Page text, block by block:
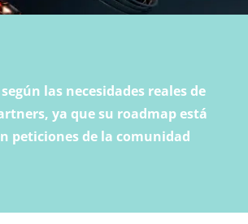
las necesidades reales de
ya que su roadmap está
peticiones de la comunidad